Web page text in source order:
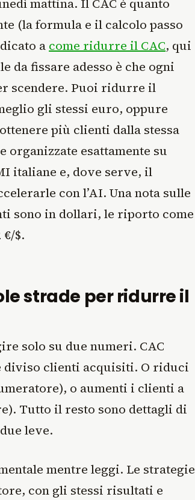
mattina. Il CAC è quanto
(la formula e il calcolo passo
a come ridurre il CAC, qui
da fissare adesso è che ogni
scendere. Puoi ridurre il
gli stessi euro, oppure
più clienti dalla stessa
organizzate esattamente su
italiane e, dove serve, il
con l’AI. Una nota sulle
sono in dollari, le riporto come
€/$.
strade per ridurre il
solo su due numeri. CAC
diviso clienti acquisiti. O riduci
o aumenti i clienti a
Tutto il resto sono dettagli di
leve.
mentre leggi. Le strategie
con gli stessi risultati e